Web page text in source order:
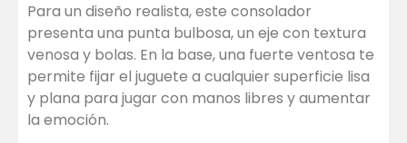
Para un diseño realista, este consolador
presenta una punta bulbosa, un eje con textura
venosa y bolas. En la base, una fuerte ventosa te
permite fijar el juguete a cualquier superficie lisa
y plana para jugar con manos libres y aumentar
la emoción.